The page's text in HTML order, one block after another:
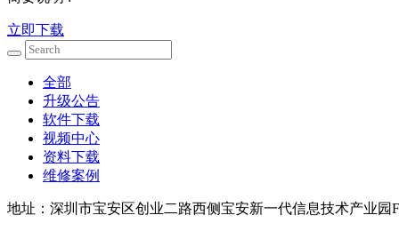
立即下载
全部
升级公告
软件下载
视频中心
资料下载
维修案例
地址：深圳市宝安区创业二路西侧宝安新一代信息技术产业园